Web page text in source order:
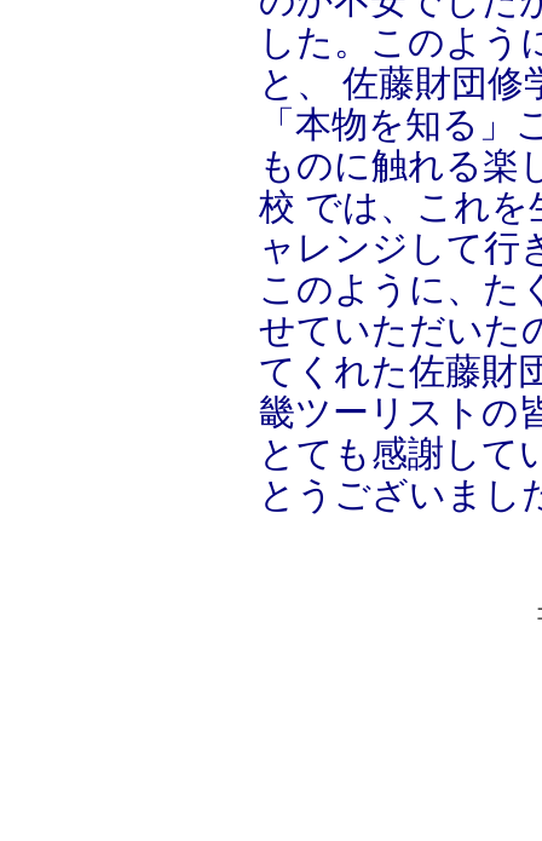
した。このよう
と、 佐藤財団
「本物を知る
ものに触れる楽
校 では、これ
ャレンジして行
このように、た
せていただいた
てくれた佐藤財
畿ツーリストの
とても感謝して
とうございまし